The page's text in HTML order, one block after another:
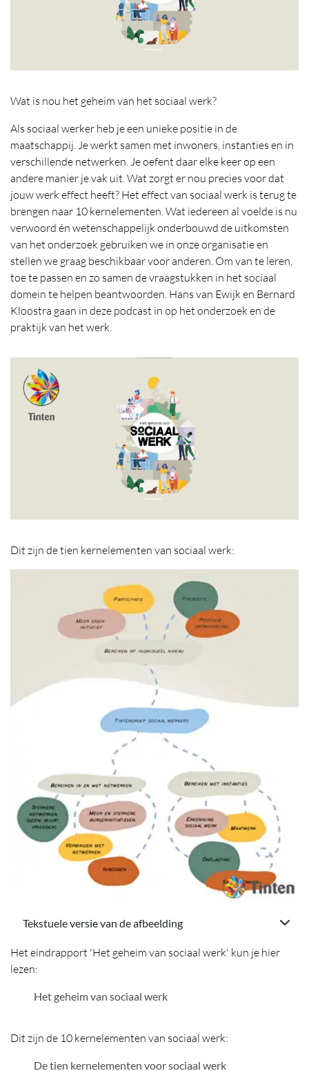
Wat is nou het geheim van het sociaal werk?
Als sociaal werker heb je een unieke positie in de
maatschappij. Je werkt samen met inwoners, instanties en in
verschillende netwerken. Je oefent daar elke keer op een
andere manier je vak uit. Wat zorgt er nou precies voor dat
jouw werk effect heeft? Het effect van sociaal werk is terug te
brengen naar 10 kernelementen. Wat iedereen al voelde is nu
verwoord én wetenschappelijk onderbouwd de uitkomsten
van het onderzoek gebruiken we in onze organisatie en
stellen we graag beschikbaar voor anderen. Om van te leren,
toe te passen en zo samen de vraagstukken in het sociaal
domein te helpen beantwoorden. Hans van Ewijk en Bernard
Kloostra gaan in deze podcast in op het onderzoek en de
praktijk van het werk.
Dit zijn de tien kernelementen van sociaal werk:
Tekstuele versie van de afbeelding
Het eindrapport 'Het geheim van sociaal werk' kun je hier
lezen:
PDF Bestand
Het geheim van sociaal werk
Dit zijn de 10 kernelementen van sociaal werk:
PDF Bestand
De tien kernelementen voor sociaal werk